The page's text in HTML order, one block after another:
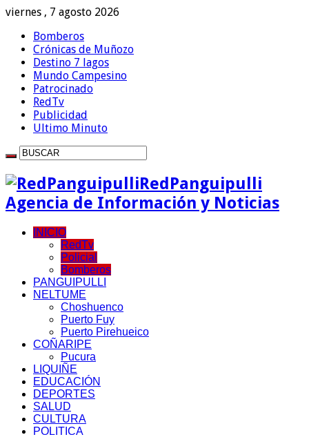
viernes , 7 agosto 2026
Bomberos
Crónicas de Muñozo
Destino 7 lagos
Mundo Campesino
Patrocinado
RedTv
Publicidad
Ultimo Minuto
RedPanguipulli
Agencia de Información y Noticias
INICIO
RedTv
Policial
Bomberos
PANGUIPULLI
NELTUME
Choshuenco
Puerto Fuy
Puerto Pirehueico
COÑARIPE
Pucura
LIQUIÑE
EDUCACIÓN
DEPORTES
SALUD
CULTURA
POLITICA